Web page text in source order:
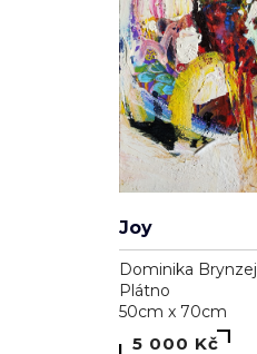
Joy
Dominika Brynzej
Plátno
50cm x 70cm
5 000 Kč